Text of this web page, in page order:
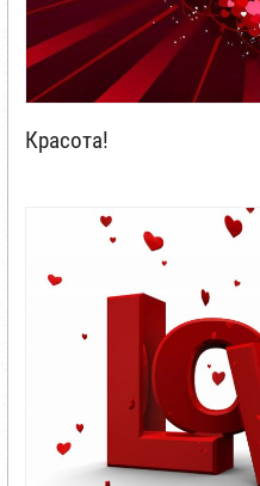
Красота!